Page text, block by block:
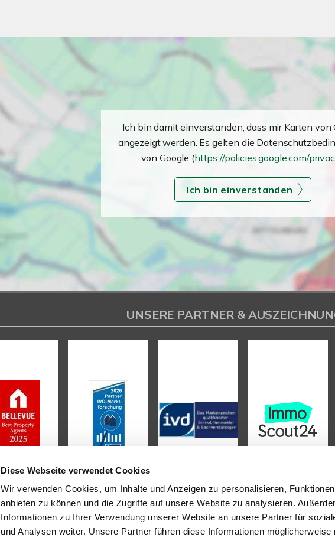
Diese Webseite verwendet Cookies
Wir verwenden Cookies, um Inhalte und Anzeigen zu personalisieren,
anbieten zu können und die Zugriffe auf unsere Website zu analysieren.
Informationen zu Ihrer Verwendung unserer Website an unsere Partner für
und Analysen weiter. Unsere Partner führen diese Informationen möglicherweise
Ich bin damit einverstanden, dass mir Karten von
angezeigt werden. Es gelten die
von Google (https://policies.google.com/
Ich bin einverstanden
UNSERE PARTNER &
PROFIL INHALT